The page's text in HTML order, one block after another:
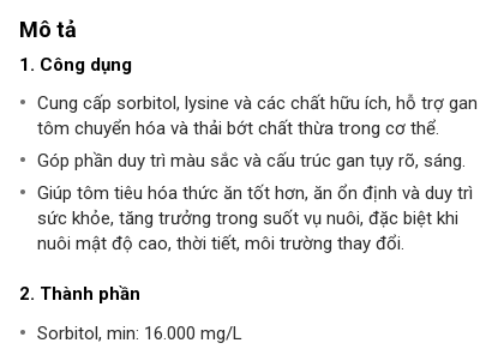
Sorbitol, min: 16.000 mg/L
2. Thành phần
Cung cấp sorbitol, lysine và các chất hữu ích, hỗ trợ gan
tôm chuyển hóa và thải bớt chất thừa trong cơ thể.
Góp phần duy trì màu sắc và cấu trúc gan tụy rõ, sáng.
Giúp tôm tiêu hóa thức ăn tốt hơn, ăn ổn định và duy trì
sức khỏe, tăng trưởng trong suốt vụ nuôi, đặc biệt khi
nuôi mật độ cao, thời tiết, môi trường thay đổi.
1. Công dụng
Mô tả